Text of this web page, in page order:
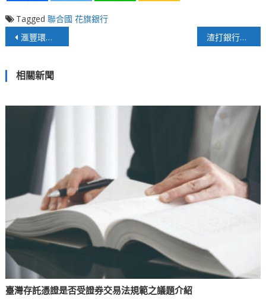
Tagged 聯合國 花旗銀行
文
導
覽
滙豐環球私人銀行以創新多元服務 放眼國際 領航台灣頂級財富管理 渣打銀行榮獲三獎肯定 展現整體營運效能
相關新聞
臺灣存託憑證是否受證券交易法規範之議題介紹